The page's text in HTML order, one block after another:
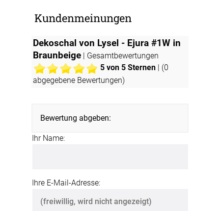
Kundenmeinungen
Dekoschal von Lysel - Ejura #1W in
Braunbeige | Gesamtbewertungen
5 von 5 Sternen | (0
abgegebene Bewertungen)
Bewertung abgeben:
Ihr Name:
Ihre E-Mail-Adresse: